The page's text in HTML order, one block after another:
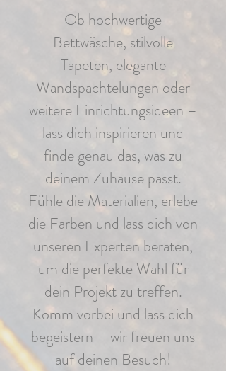
Ob hochwertige
Bettwäsche, stilvolle
Tapeten, elegante
Wandspachtelungen oder
weitere Einrichtungsideen –
lass dich inspirieren und
finde genau das, was zu
deinem Zuhause passt.
Fühle die Materialien, erlebe
die Farben und lass dich von
unseren Experten beraten,
um die perfekte Wahl für
dein Projekt zu treffen.
Komm vorbei und lass dich
begeistern – wir freuen uns
auf deinen Besuch!